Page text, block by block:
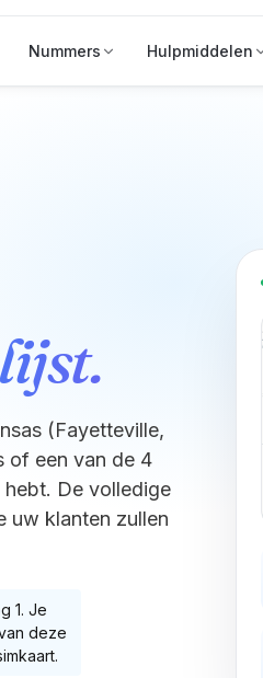
Nummers Hulpmiddelen
(Fayetteville,
of een van de 4
hebt. De volledige
uw klanten zullen
1. Je
deze